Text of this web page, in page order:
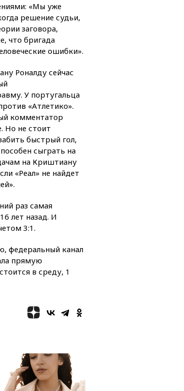
столкновении
и лодки под Самарой
два человека
по трассе
ПВО перехватили
РФ
НПЗ на Кубани
после падения
дрона
сообщил о
БПЛА, сбитых на
к Москве
ПВО сбили почти
над российскими
призвал
покупать избы в
стала
поставщиком
в Европу
ВМС Испании усилили
В Минстрое сравнили
жилья в Нью-Йорке и
Трамп попросил
«Мы уже
решение судьи,
заговора,
что бригада
ошибки».
Роналду сейчас
У португальца
«Атлетико».
комментатор
Но не стоит
быстрый гол,
сыграть на
на Криштиану
«Реал» не найдет
раз самая
лет назад. И
3:1.
федеральный канал
прямую
в среду, 1